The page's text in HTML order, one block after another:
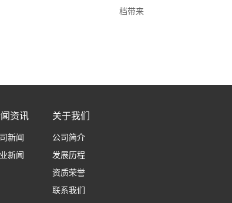
档带来
资讯
新闻
新闻
关于我们
公司简介
发展历程
资质荣誉
联系我们